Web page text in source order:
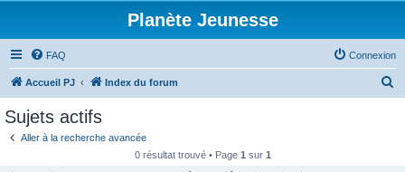
Planète Jeunesse
FAQ Connexion
Accueil PJ Index du forum
Sujets actifs
Aller à la recherche avancée
0 résultat trouvé • Page 1 sur 1